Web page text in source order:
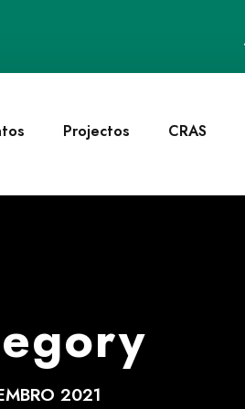
Projectos CRAS
2021